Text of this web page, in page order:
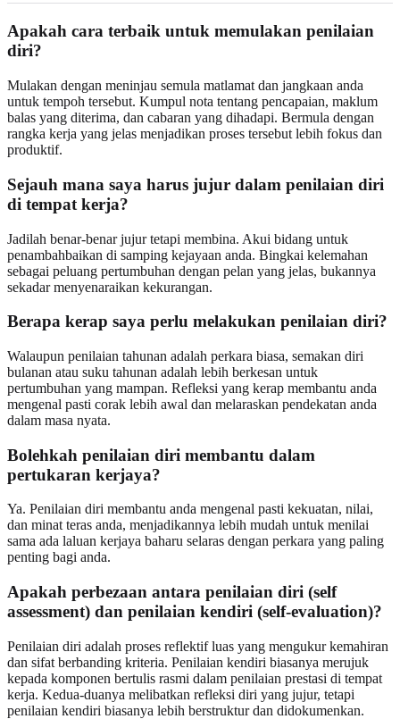
Apakah cara terbaik untuk memulakan penilaian
diri?
Mulakan dengan meninjau semula matlamat dan jangkaan anda
untuk tempoh tersebut. Kumpul nota tentang pencapaian, maklum
balas yang diterima, dan cabaran yang dihadapi. Bermula dengan
rangka kerja yang jelas menjadikan proses tersebut lebih fokus dan
produktif.
Sejauh mana saya harus jujur dalam penilaian diri
di tempat kerja?
Jadilah benar-benar jujur tetapi membina. Akui bidang untuk
penambahbaikan di samping kejayaan anda. Bingkai kelemahan
sebagai peluang pertumbuhan dengan pelan yang jelas, bukannya
sekadar menyenaraikan kekurangan.
Berapa kerap saya perlu melakukan penilaian diri?
Walaupun penilaian tahunan adalah perkara biasa, semakan diri
bulanan atau suku tahunan adalah lebih berkesan untuk
pertumbuhan yang mampan. Refleksi yang kerap membantu anda
mengenal pasti corak lebih awal dan melaraskan pendekatan anda
dalam masa nyata.
Bolehkah penilaian diri membantu dalam
pertukaran kerjaya?
Ya. Penilaian diri membantu anda mengenal pasti kekuatan, nilai,
dan minat teras anda, menjadikannya lebih mudah untuk menilai
sama ada laluan kerjaya baharu selaras dengan perkara yang paling
penting bagi anda.
Apakah perbezaan antara penilaian diri (self
assessment) dan penilaian kendiri (self-evaluation)?
Penilaian diri adalah proses reflektif luas yang mengukur kemahiran
dan sifat berbanding kriteria. Penilaian kendiri biasanya merujuk
kepada komponen bertulis rasmi dalam penilaian prestasi di tempat
kerja. Kedua-duanya melibatkan refleksi diri yang jujur, tetapi
penilaian kendiri biasanya lebih berstruktur dan didokumenkan.